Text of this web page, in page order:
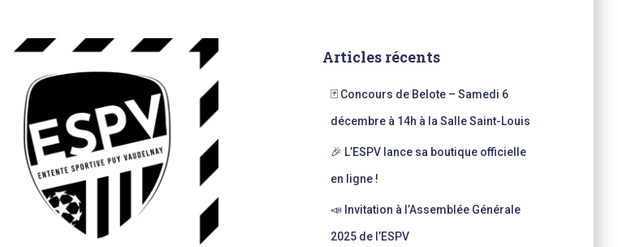
rArticles récents
🃏 Concours de Belote – Samedi 6
décembre à 14h à la Salle Saint-Louis
🎉 L’ESPV lance sa boutique officielle
en ligne !
📣 Invitation à l’Assemblée Générale
2025 de l’ESPV